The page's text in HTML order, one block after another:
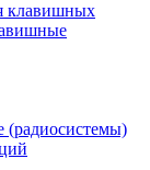
клавишных